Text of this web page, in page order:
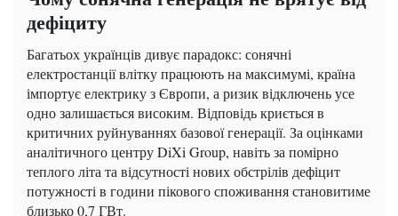
дефіциту
Багатьох українців дивує парадокс: сонячні
електростанції влітку працюють на максимумі, країна
імпортує електрику з Європи, а ризик відключень усе
одно залишається високим. Відповідь криється в
критичних руйнуваннях базової генерації. За оцінками
аналітичного центру DiXi Group, навіть за помірно
теплого літа та відсутності нових обстрілів дефіцит
потужності в години пікового споживання становитиме
близько 0,7 ГВт.